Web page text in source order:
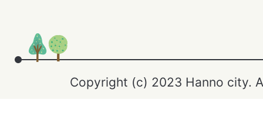
Copyright (c) 2023 Hanno city.